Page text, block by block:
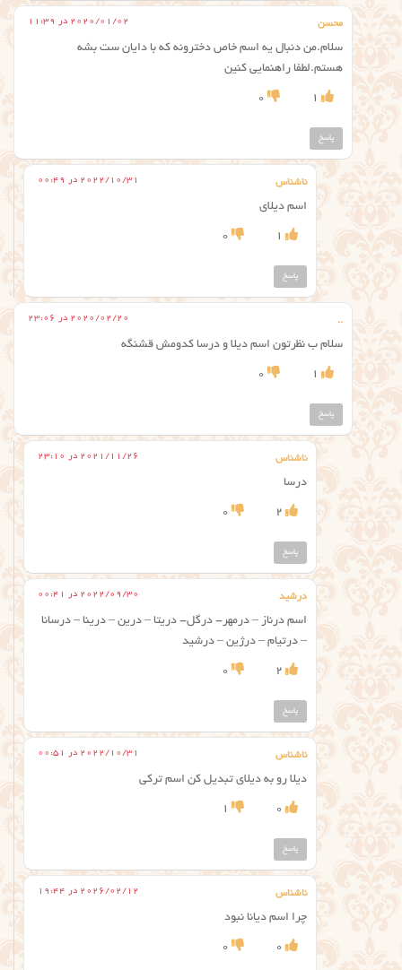
محسن 2020/01/02 در 11:39
سلام.من دنبال یه اسم خاص دخترونه که با دایان ست بشه
هستم.لطفا راهنمایی کنین
1
0
پاسخ
ناشناس 2022/10/31 در 00:49
اسم دیلای
1
0
پاسخ
.. 2020/02/20 در 23:06
سلام ب نظرتون اسم دیلا و درسا کدومش قشنگه
1
0
پاسخ
ناشناس 2021/11/26 در 23:10
درسا
2
0
پاسخ
درشید 2022/09/30 در 00:41
اسم درناز – درمهر- درگل- دریتا – درین – درینا – درسانا
– درتیام – درژین – درشید
2
0
پاسخ
ناشناس 2022/10/31 در 00:51
دیلا رو به دیلای تبدیل کن اسم ترکی
0
1
پاسخ
ناشناس 2026/02/12 در 19:44
چرا اسم دیانا نبود
0
0